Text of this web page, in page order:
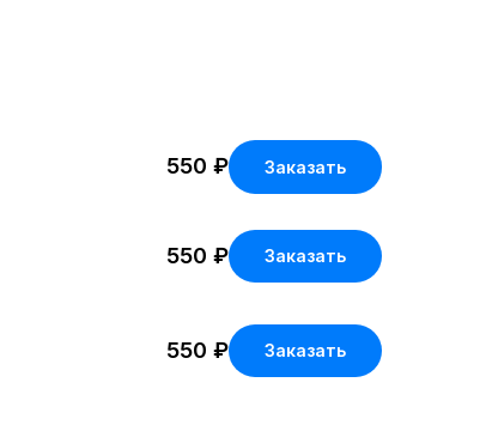
550 ₽ Заказать
550 ₽ Заказать
550 ₽ Заказать